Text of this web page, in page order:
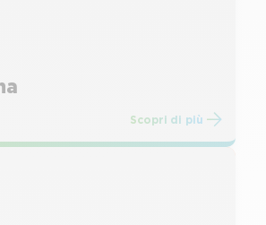
Scopri di più